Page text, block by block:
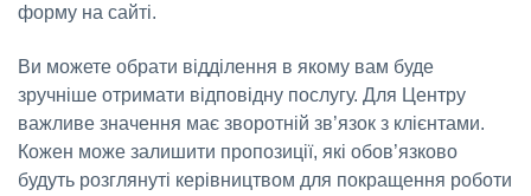
форму на сайті.
Ви можете обрати відділення в якому вам буде
зручніше отримати відповідну послугу. Для Центру
важливе значення має зворотній зв’язок з клієнтами.
Кожен може залишити пропозиції, які обов’язково
будуть розглянуті керівництвом для покращення роботи